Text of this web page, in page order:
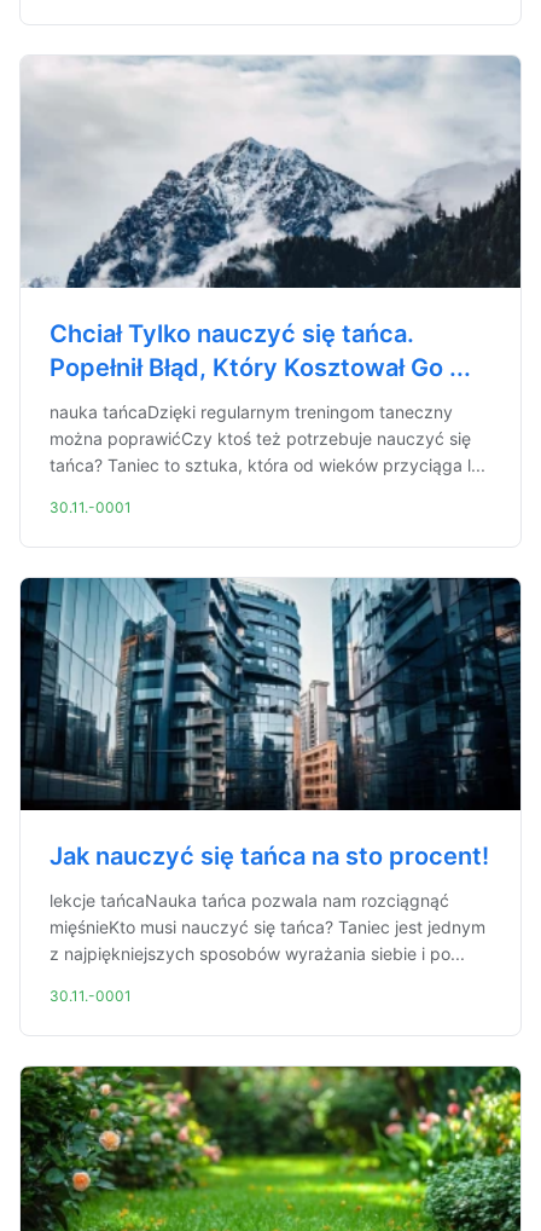
Chciał Tylko nauczyć się tańca.
Popełnił Błąd, Który Kosztował Go ...
nauka tańcaDzięki regularnym treningom taneczny
można poprawićCzy ktoś też potrzebuje nauczyć się
tańca? Taniec to sztuka, która od wieków przyciąga l...
30.11.-0001
Jak nauczyć się tańca na sto procent!
lekcje tańcaNauka tańca pozwala nam rozciągnąć
mięśnieKto musi nauczyć się tańca? Taniec jest jednym
z najpiękniejszych sposobów wyrażania siebie i po...
30.11.-0001